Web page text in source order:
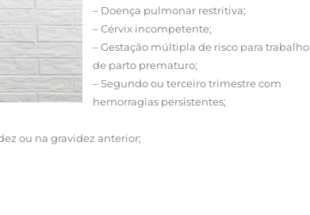
– Doença pulmonar restritiva;
– Cérvix incompetente;
– Gestação múltipla de risco para trabalho
de parto prematuro;
– Segundo ou terceiro trimestre com
hemorragias persistentes;
ou na gravidez anterior;